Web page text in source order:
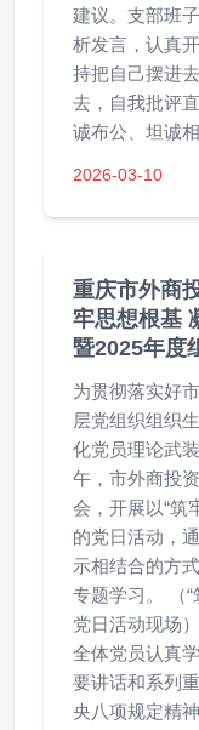
建议。支部班
析发言，认真
持把自己摆进
去，自我批评
诚布公、坦诚
2026-03-10
重庆市外商
牢思想根基
暨2025年度
为贯彻落实好
层党组织组织
化党员理论武
午，市外商投
会，开展以“筑
的党日活动，
示相结合的方
专题学习。 （
党日活动现场
全体党员认真
要讲话和系列
央八项规定精